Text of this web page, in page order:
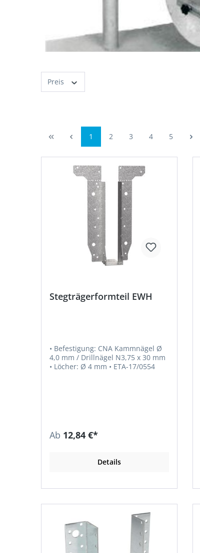
Preis
1 2 3 4 5
Stegträgerformteil EWH
• Befestigung: CNA Kammnägel Ø
4,0 mm / Drillnägel N3,75 x 30 mm
• Löcher: Ø 4 mm • ETA-17/0554
Ab 12,84 €*
Details